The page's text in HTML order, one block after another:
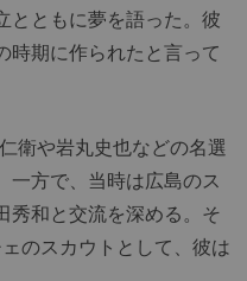
とともに夢を語った。彼
時期に作られたと言って
衛や岩丸史也などの名選
一方で、当時は広島のス
秀和と交流を深める。そ
のスカウトとして、彼は